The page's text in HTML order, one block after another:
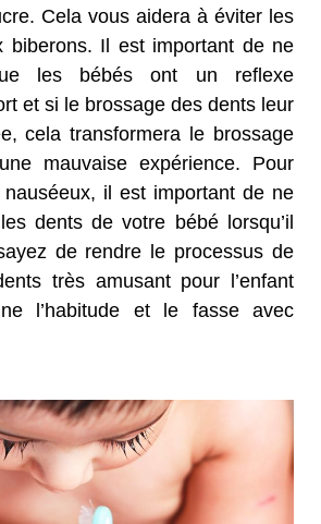
Cela vous aidera à éviter les
biberons. Il est important de ne
les bébés ont un reflexe
et si le brossage des dents leur
cela transformera le brossage
mauvaise expérience. Pour
il est important de ne
dents de votre bébé lorsqu’il
de rendre le processus de
très amusant pour l’enfant
l’habitude et le fasse avec